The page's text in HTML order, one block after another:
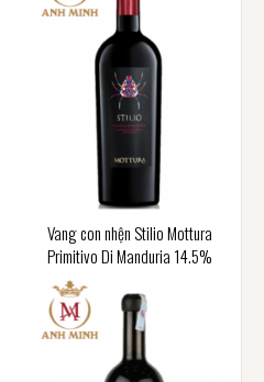
Vang con nhện Stilio Mottura
Primitivo Di Manduria 14.5%